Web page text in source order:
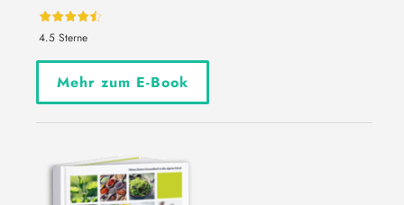
4.5 Sterne
Mehr zum E-Book